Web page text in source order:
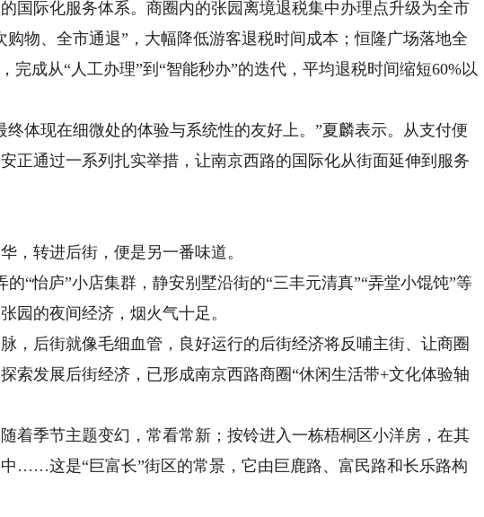
际化服务体系。商圈内的张园离境退税集中办理点升级为全市
物、全市通退”，大幅降低游客退税时间成本；恒隆广场落地全
完成从“人工办理”到“智能秒办”的迭代，平均退税时间缩短60%以
体现在细微处的体验与系统性的友好上。”夏麟表示。从支付便
正通过一系列扎实举措，让南京西路的国际化从街面延伸到服务
转进后街，便是另一番味道。
怡庐”小店集群，静安别墅沿街的“三丰元清真”“弄堂小馄饨”等
园的夜间经济，烟火气十足。
后街就像毛细血管，良好运行的后街经济将反哺主街、让商圈
索发展后街经济，已形成南京西路商圈“休闲生活带+文化体验轴
季节主题变幻，常看常新；按铃进入一栋梧桐区小洋房，在其
……这是“巨富长”街区的常景，它由巨鹿路、富民路和长乐路构